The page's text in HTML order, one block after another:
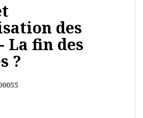
des
La fin des
?